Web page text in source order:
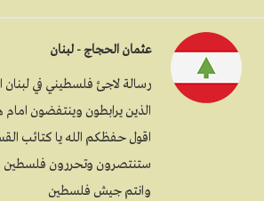
عثمان الحجاج - لبنان
رسالة لاجئ فلسطيني في
الذين يرابطون وينتفضون امام
اقول حفظكم الله يا كتائب
ستنتصرون وتحررون فلسطين
وانتم جيش فلسطين